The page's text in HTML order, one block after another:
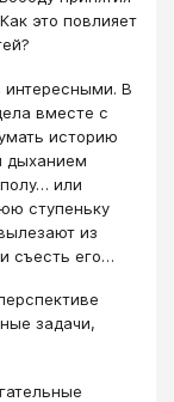
это повлияет
В
вместе с
историю
дыханием
или
ступеньку
из
съесть его…
задачи,